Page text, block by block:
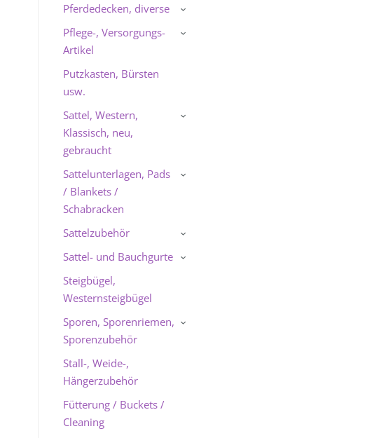
Pferdedecken, diverse
›
Pflege-, Versorgungs-
Artikel
›
Putzkasten, Bürsten
usw.
Sattel, Western,
Klassisch, neu,
gebraucht
›
Sattelunterlagen, Pads
/ Blankets /
Schabracken
›
Sattelzubehör ›
Sattel- und Bauchgurte ›
Steigbügel,
Westernsteigbügel
Sporen, Sporenriemen,
Sporenzubehör
›
Stall-, Weide-,
Hängerzubehör
Fütterung / Buckets /
Cleaning